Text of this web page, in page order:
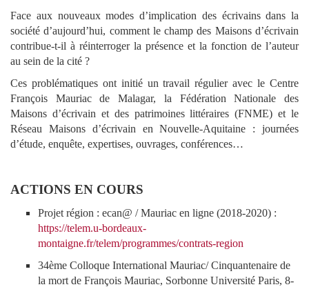
Face aux nouveaux modes d’implication des écrivains dans la
société d’aujourd’hui, comment le champ des Maisons d’écrivain
contribue-t-il à réinterroger la présence et la fonction de l’auteur
au sein de la cité ?
Ces problématiques ont initié un travail régulier avec le Centre
François Mauriac de Malagar, la Fédération Nationale des
Maisons d’écrivain et des patrimoines littéraires (FNME) et le
Réseau Maisons d’écrivain en Nouvelle-Aquitaine : journées
d’étude, enquête, expertises, ouvrages, conférences…
ACTIONS EN COURS
Projet région : ecan@ / Mauriac en ligne (2018-2020) :
https://telem.u-bordeaux-
montaigne.fr/telem/programmes/contrats-region
34ème Colloque International Mauriac/ Cinquantenaire de
la mort de François Mauriac, Sorbonne Université Paris, 8-